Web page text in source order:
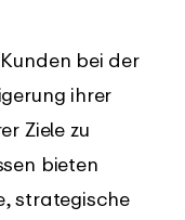
bei der
ihrer
Ziele zu
bieten
strategische